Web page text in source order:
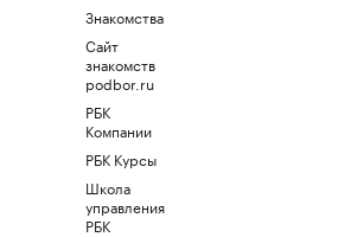
Знакомства
Сайт
знакомств
podbor.ru
РБК
Компании
РБК Курсы
Школа
управления
РБК